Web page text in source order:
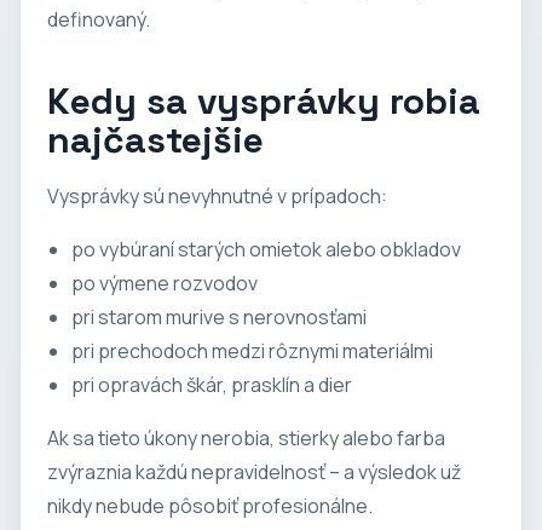
definovaný.
Kedy sa vysprávky robia
najčastejšie
Vysprávky sú nevyhnutné v prípadoch:
po vybúraní starých omietok alebo obkladov
po výmene rozvodov
pri starom murive s nerovnosťami
pri prechodoch medzi rôznymi materiálmi
pri opravách škár, prasklín a dier
Ak sa tieto úkony nerobia, stierky alebo farba
zvýraznia každú nepravidelnosť – a výsledok už
nikdy nebude pôsobiť profesionálne.